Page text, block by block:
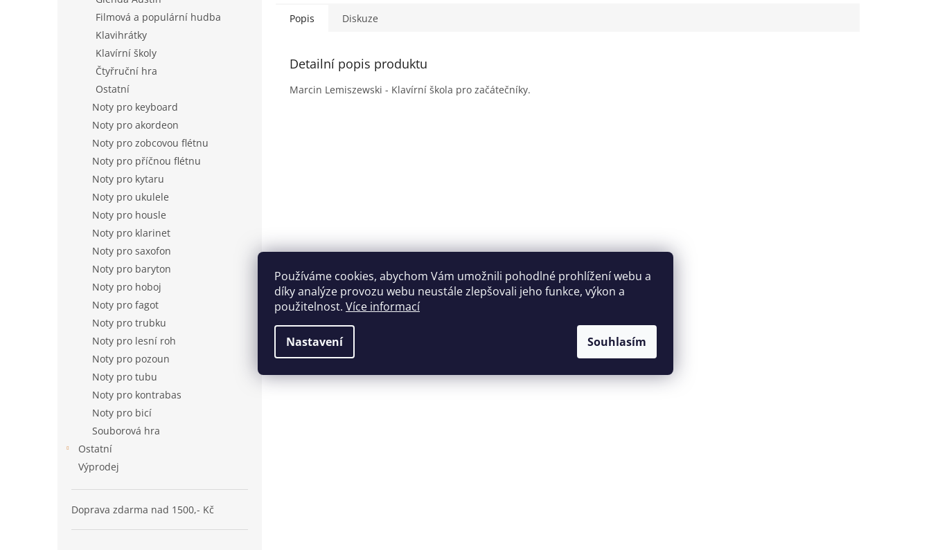
Používáme cookies, abychom Vám umožnili pohodlné prohlížení webu a
díky analýze provozu webu neustále zlepšovali jeho funkce, výkon a
použitelnost. Více informací
Nastavení Souhlasím
Filmová a populární hudba
Klavihrátky
Klavírní školy
Čtyřruční hra
Ostatní
Noty pro keyboard
Noty pro akordeon
Noty pro zobcovou flétnu
Noty pro příčnou flétnu
Noty pro kytaru
Noty pro ukulele
Noty pro housle
Noty pro klarinet
Noty pro saxofon
Noty pro baryton
Noty pro hoboj
Noty pro fagot
Noty pro trubku
Noty pro lesní roh
Noty pro pozoun
Noty pro tubu
Noty pro kontrabas
Noty pro bicí
Souborová hra
Ostatní
Výprodej
Doprava zdarma nad 1500,- Kč
Popis Diskuze
Detailní popis produktu
Marcin Lemiszewski - Klavírní škola pro začátečníky.